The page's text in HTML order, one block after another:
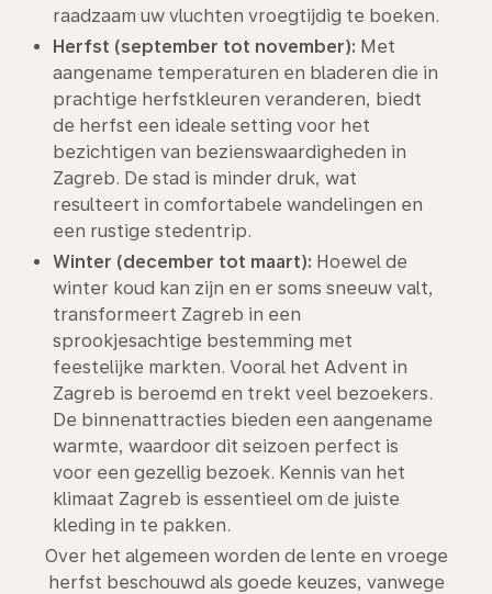
raadzaam uw vluchten vroegtijdig te boeken.
Herfst (september tot november): Met
aangename temperaturen en bladeren die in
prachtige herfstkleuren veranderen, biedt
de herfst een ideale setting voor het
bezichtigen van bezienswaardigheden in
Zagreb. De stad is minder druk, wat
resulteert in comfortabele wandelingen en
een rustige stedentrip.
Winter (december tot maart): Hoewel de
winter koud kan zijn en er soms sneeuw valt,
transformeert Zagreb in een
sprookjesachtige bestemming met
feestelijke markten. Vooral het Advent in
Zagreb is beroemd en trekt veel bezoekers.
De binnenattracties bieden een aangename
warmte, waardoor dit seizoen perfect is
voor een gezellig bezoek. Kennis van het
klimaat Zagreb is essentieel om de juiste
kleding in te pakken.
Over het algemeen worden de lente en vroege
herfst beschouwd als goede keuzes, vanwege